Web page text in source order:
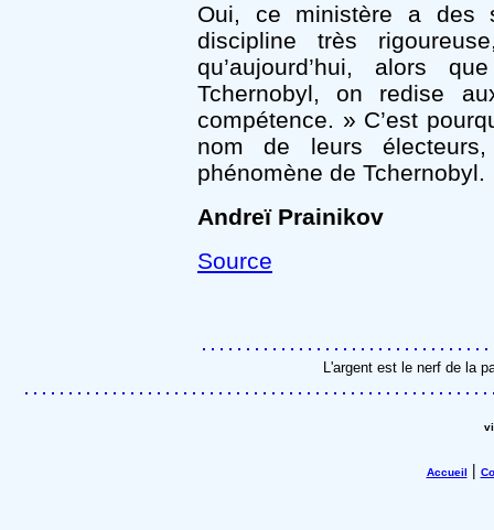
Oui, ce ministère a des
discipline très
qu’aujourd’hui, alors
Tchernobyl, on redise
compétence. » C’est
nom de leurs
phénomène de Tchernobyl.
Andreï Prainikov
Source
L'argent est le nerf de la
Accueil |